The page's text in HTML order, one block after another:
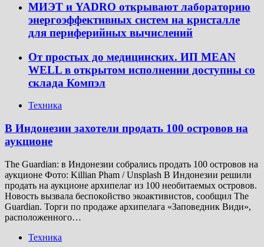
МИЭТ и YADRO открывают лабораторию
энергоэффективных систем на кристалле
для периферийных вычислений
От простых до медицинских. ИП MEAN
WELL в открытом исполнении доступны со
склада Компэл
Техника
В Индонезии захотели продать 100 островов на
аукционе
The Guardian: в Индонезии собрались продать 100 островов на
аукционе Фото: Killian Pham / Unsplash В Индонезии решили
продать на аукционе архипелаг из 100 необитаемых островов.
Новость вызвала беспокойство экоактивистов, сообщил The
Guardian. Торги по продаже архипелага «Заповедник Види»,
расположенного…
Техника